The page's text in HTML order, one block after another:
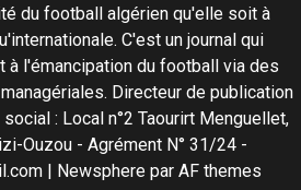
du football algérien qu'elle soit à
C'est un journal qui
à l'émancipation du football via des
Directeur de publication
: Local n°2 Taourirt Menguellet,
Ouzou - Agrément N° 31/24 -
| Newspherepar AF themes